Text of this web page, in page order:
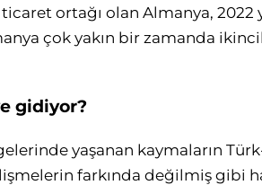
ortağı olan Almanya, 2022
çok yakın bir zamanda
gidiyor?
yaşanan kaymaların
farkında değilmiş gibi